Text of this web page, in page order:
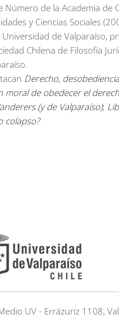
de la Academia de
y Ciencias Sociales
de Valparaíso,
Chilena de Filosofía
Derecho,
moral de obedecer el
(y de Valparaíso);
colapso?
UV - Errázuriz 1108,